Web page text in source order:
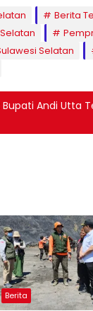
Berita
Selatan
Bupati Andi Utta
Berita